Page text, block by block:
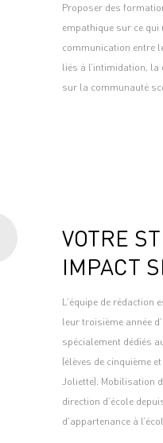
Proposer des
empathique sur ce
communication entre
liés à l’intimidation, la
sur la communauté
VOTRE
IMPACT
L’équipe de rédaction
leur troisième année
spécialement dédiés
(élèves de cinquième
Joliette). Mobilisation
direction d’école
d’appartenance à